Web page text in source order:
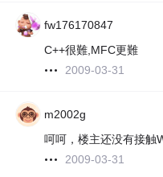
fw176170847
C++很難,MFC更難
2009-03-31
m2002g
呵呵，楼主还没有接触
2009-03-31